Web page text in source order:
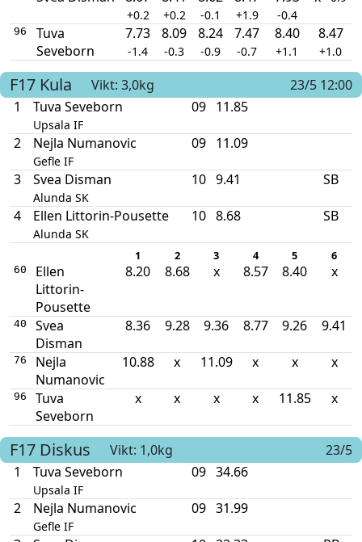
+0.2 +0.2 -0.1 +1.9 -0.4
96
Tuva
Seveborn
7.73
-1.4
8.09
-0.3
8.24
-0.9
7.47
-0.7
8.40
+1.1
8.47
+1.0
F17 Kula Vikt: 3,0kg
23/5 12:00
1
Tuva Seveborn
Upsala IF
09 11.85
2 Nejla Numanovic
Gefle IF
09 11.09
3 Svea Disman
Alunda SK
10 9.41 SB
4 Ellen Littorin-Pousette
Alunda SK
10 8.68 SB
1 2 3 4 5 6
60
Ellen
Littorin-
Pousette
8.20 8.68 x 8.57 8.40 x
40
Svea
Disman
8.36 9.28 9.36 8.77 9.26 9.41
76
Nejla
Numanovic
10.88 x 11.09 x x x
96
Tuva
Seveborn
x x x x 11.85 x
F17 Diskus Vikt: 1,0kg
23/5
1
Tuva Seveborn
Upsala IF
09 34.66
2 Nejla Numanovic
Gefle IF
09 31.99